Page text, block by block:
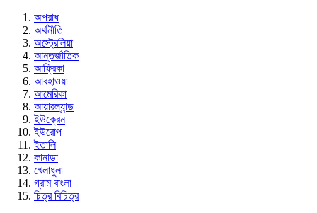
অপরাধ
অর্থনীতি
অস্ট্রেলিয়া
আন্তর্জাতিক
আফ্রিকা
আবহাওয়া
আমেরিকা
আয়ারল্যান্ড
ইউক্রেন
ইউরোপ
ইতালি
কানাডা
খেলাধুলা
গ্রাম বাংলা
চিত্র বিচিত্র